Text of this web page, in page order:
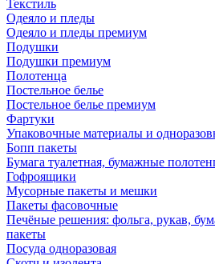
Текстиль
Одеяло и пледы
Одеяло и пледы премиум
Подушки
Подушки премиум
Полотенца
Постельное белье
Постельное белье премиум
Фартуки
Упаковочные материалы и
Бопп пакеты
Бумага туалетная, бумажные
Гофроящики
Мусорные пакеты и мешки
Пакеты фасовочные
Печёные решения: фольга, рукав,
пакеты
Посуда одноразовая